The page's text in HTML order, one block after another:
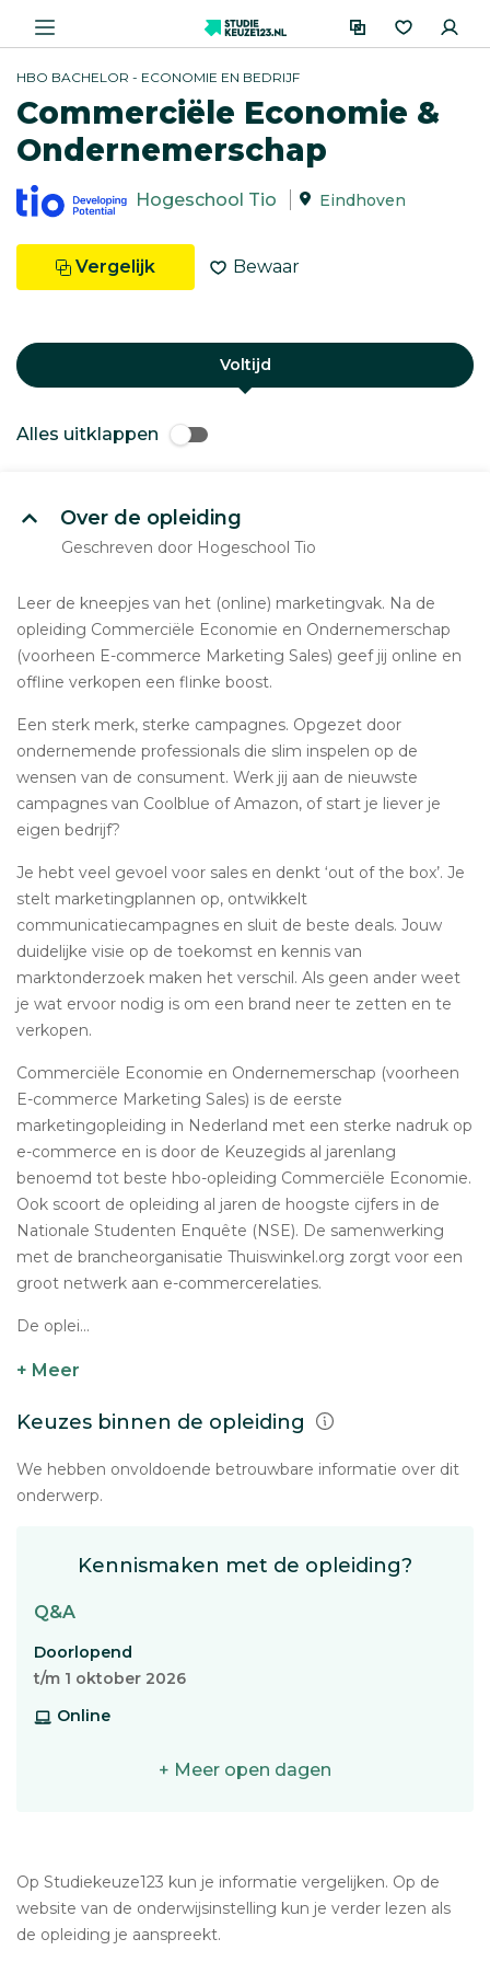
HBO BACHELOR - ECONOMIE EN BEDRIJF
Commerciële Economie &
Ondernemerschap
Hogeschool Tio Eindhoven
Vergelijk Bewaar
Voltijd
Alles uitklappen
Over de opleiding
Geschreven door Hogeschool Tio
Leer de kneepjes van het (online) marketingvak. Na de
opleiding Commerciële Economie en Ondernemerschap
(voorheen E-commerce Marketing Sales) geef jij online en
offline verkopen een flinke boost.
Een sterk merk, sterke campagnes. Opgezet door
ondernemende professionals die slim inspelen op de
wensen van de consument. Werk jij aan de nieuwste
campagnes van Coolblue of Amazon, of start je liever je
eigen bedrijf?
Je hebt veel gevoel voor sales en denkt ‘out of the box’. Je
stelt marketingplannen op, ontwikkelt
communicatiecampagnes en sluit de beste deals. Jouw
duidelijke visie op de toekomst en kennis van
marktonderzoek maken het verschil. Als geen ander weet
je wat ervoor nodig is om een brand neer te zetten en te
verkopen.
Commerciële Economie en Ondernemerschap (voorheen
E-commerce Marketing Sales) is de eerste
marketingopleiding in Nederland met een sterke nadruk op
e-commerce en is door de Keuzegids al jarenlang
benoemd tot beste hbo-opleiding Commerciële Economie.
Ook scoort de opleiding al jaren de hoogste cijfers in de
Nationale Studenten Enquête (NSE). De samenwerking
met de brancheorganisatie Thuiswinkel.org zorgt voor een
groot netwerk aan e-commercerelaties.
De oplei...
+ Meer
Keuzes binnen de opleiding
We hebben onvoldoende betrouwbare informatie over dit
onderwerp.
Kennismaken met de opleiding?
Q&A
Doorlopend
t/m 1 oktober 2026
Online
+ Meer open dagen
Op Studiekeuze123 kun je informatie vergelijken. Op de
website van de onderwijsinstelling kun je verder lezen als
de opleiding je aanspreekt.